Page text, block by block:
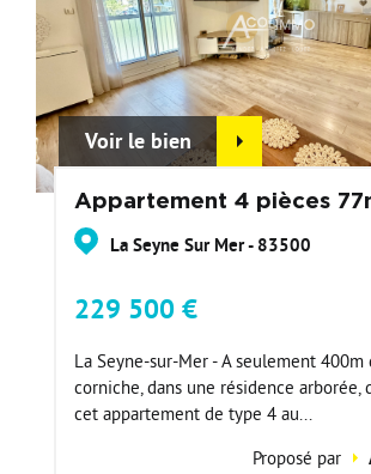
Voir le bien
Appartement 4 pièces
La Seyne Sur Mer - 83500
229 500 €
La Seyne-sur-Mer - A seulement 400m
corniche, dans une résidence arborée,
cet appartement de type 4 au...
Proposé par